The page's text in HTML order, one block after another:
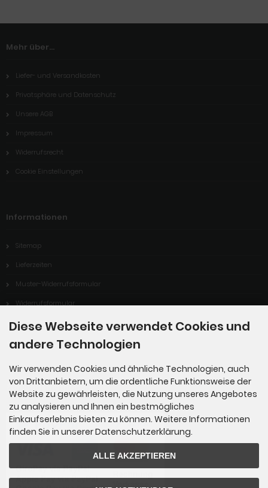
Mehr über...
Liefer- und Versandkosten
Privatsphäre und Datenschutz
Unsere AGB
Impressum
Widerrufsrecht
Cookie Einstellungen
Informationen
Sitemap
Lieferzeiten
Muster-Widerrufsformular
Widerrufsformular
Zahlungsmöglichkeiten
Über uns
Zahlungsmethoden
Diese Webseite verwendet Cookies und
andere Technologien
Wir verwenden Cookies und ähnliche Technologien, auch
von Drittanbietern, um die ordentliche Funktionsweise der
Website zu gewährleisten, die Nutzung unseres Angebotes
zu analysieren und Ihnen ein bestmögliches
Einkaufserlebnis bieten zu können. Weitere Informationen
finden Sie in unserer Datenschutzerklärung.
ALLE AKZEPTIEREN